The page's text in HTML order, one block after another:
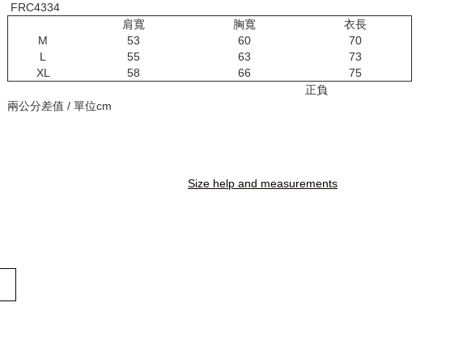
FRC4334
肩寬
胸寬
衣長
M
53 60
70
L
55 63
73
XL
58 66
75
正負
兩公分差值 / 單位cm
Size help and measurements